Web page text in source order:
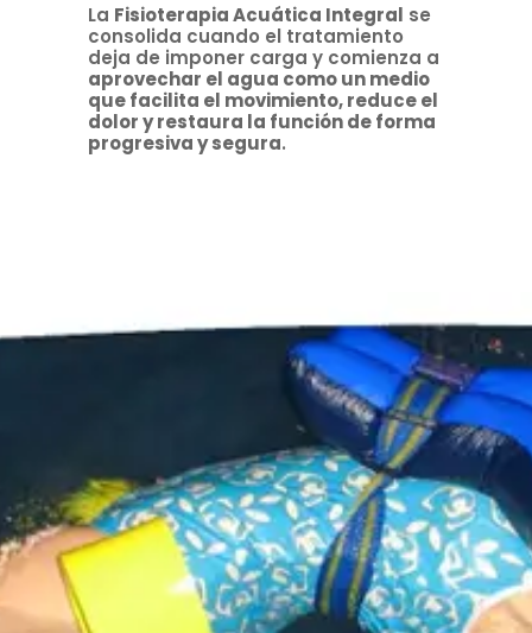
La Fisioterapia Acuática Integral se
consolida cuando el tratamiento
deja de imponer carga y comienza a
aprovechar el agua como un medio
que facilita el movimiento, reduce el
dolor y restaura la función de forma
progresiva y segura.